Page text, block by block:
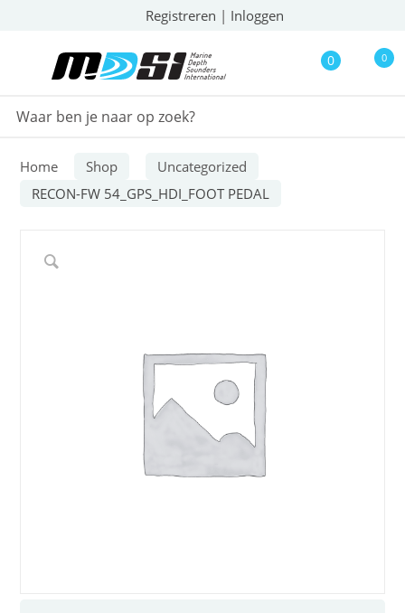
Registreren | Inloggen
0 0
Home Shop
Uncategorized
RECON-FW 54_GPS_HDI_FOOT PEDAL